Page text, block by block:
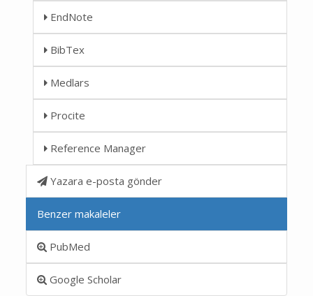
EndNote
BibTex
Medlars
Procite
Reference Manager
Yazara e-posta gönder
Benzer makaleler
PubMed
Google Scholar